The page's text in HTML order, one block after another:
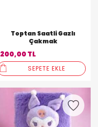
Toptan Saatli Gazlı
Çakmak
200,00 TL
SEPETE EKLE